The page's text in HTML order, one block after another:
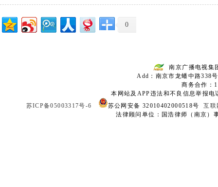
0
南京广播电视集
Add：南京市龙蟠中路
商务合作：
本网站及APP违法和不良信息举报
苏ICP备05003317号-6
苏公网安备 32010402000518号互联
法律顾问单位：国浩律师（南京）